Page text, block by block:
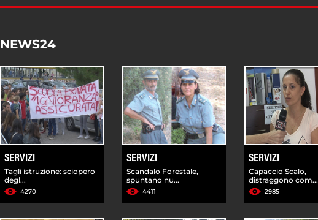
NEWS24
SERVIZI
Tagli istruzione: sciopero
degl...
4270
SERVIZI
Scandalo Forestale,
spuntano nu...
4411
SERVIZI
Capaccio Scalo,
distraggono com...
2985